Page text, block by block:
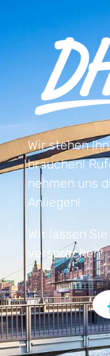
Wir stehen
brauchen!
nehmen uns
Anliegen!
Wir lassen
versprochen!